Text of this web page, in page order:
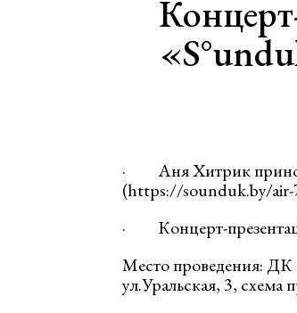
· Аня Хитрик
(https://sounduk.by/
· Концерт-
Место проведения:
ул.Уральская, 3,